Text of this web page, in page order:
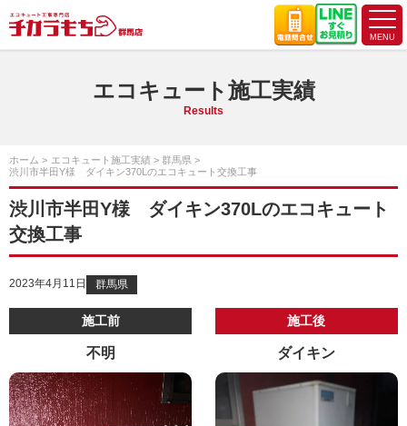
エコキュート施工実績
Results
ホーム エコキュート施工実績
群馬県
渋川市半田Y様 ダイキン370Lのエコキュート交換工事
渋川市半田Y様 ダイキン370Lのエコキュート
交換工事
2023年4月11日 群馬県
施工前
不明
施工後
ダイキン